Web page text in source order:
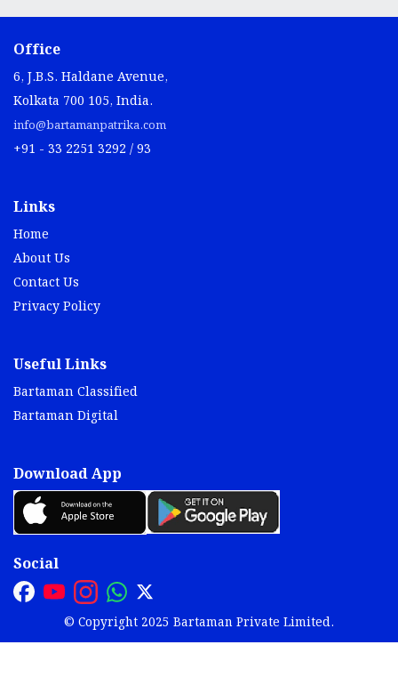
Office
6, J.B.S. Haldane Avenue,
Kolkata 700 105, India.
info@bartamanpatrika.com
+91 - 33 2251 3292 / 93
Links
Home
About Us
Contact Us
Privacy Policy
Useful Links
Bartaman Classified
Bartaman Digital
Download App
Social
© Copyright 2025 Bartaman Private Limited.